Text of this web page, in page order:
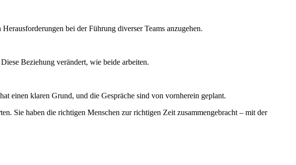
bei der Führung diverser Teams anzugehen.
Beziehung verändert, wie beide arbeiten.
einen klaren Grund, und die Gespräche sind von vornherein geplant.
Sie haben die richtigen Menschen zur richtigen Zeit zusammengebracht – mit der